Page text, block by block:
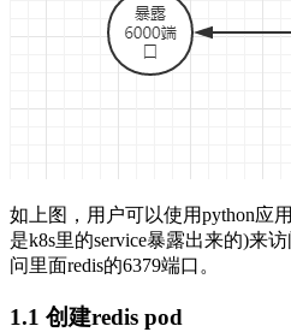
如上图，用户可以使用python应
是k8s里的service暴露出来的)来
问里面redis的6379端口。
1.1 创建redis pod